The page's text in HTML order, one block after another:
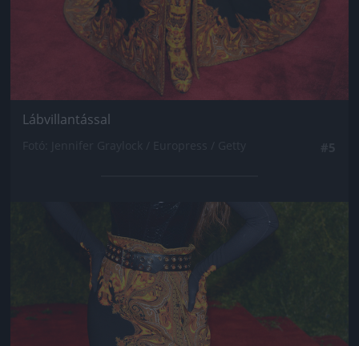
Lábvillantással
Jön még kép!